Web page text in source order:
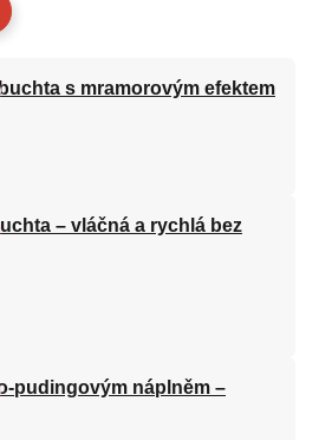
s mramorovým efektem
– vláčná a rychlá bez
pudingovým náplněm –